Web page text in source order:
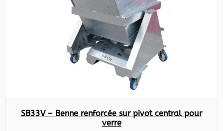
SB33V – Benne renforcée sur pivot central pour
verre